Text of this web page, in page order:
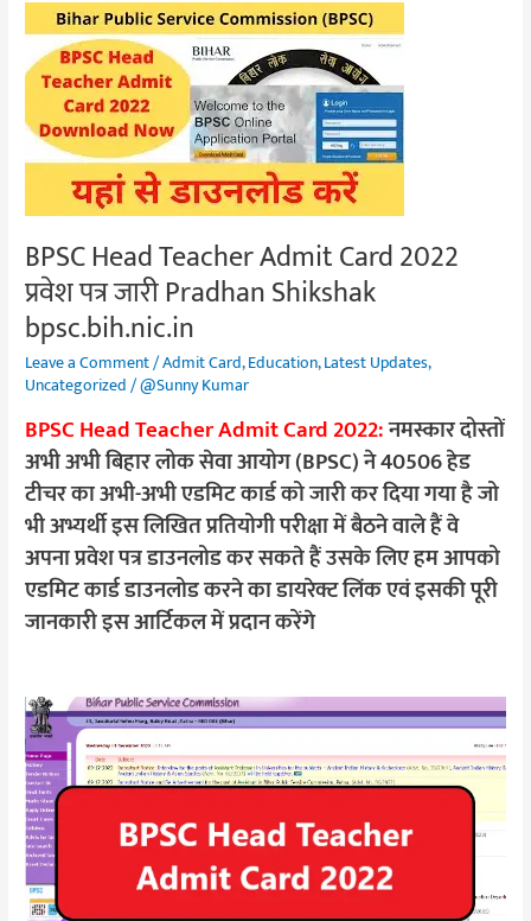
BPSC Head Teacher Admit Card 2022
प्रवेश पत्र जारी Pradhan Shikshak
bpsc.bih.nic.in
Leave a Comment/Admit Card,Education,Latest Updates,
Uncategorized/@Sunny Kumar
BPSC Head Teacher Admit Card 2022:नमस्कार दोस्तों
अभी अभी बिहार लोक सेवा आयोग (BPSC) ने 40506 हेड
टीचर का अभी-अभी एडमिट कार्ड को जारी कर दिया गया है जो
भी अभ्यर्थी इस लिखित प्रतियोगी परीक्षा में बैठने वाले हैं वे
अपना प्रवेश पत्र डाउनलोड कर सकते हैं उसके लिए हम आपको
एडमिट कार्ड डाउनलोड करने का डायरेक्ट लिंक एवं इसकी पूरी
जानकारी इस आर्टिकल में प्रदान करेंगे
BPSC
Head
Teacher
Admit
Card
2022
पत्र
जारी
Pradhan
Shikshak
bpsc.bih.nic.in